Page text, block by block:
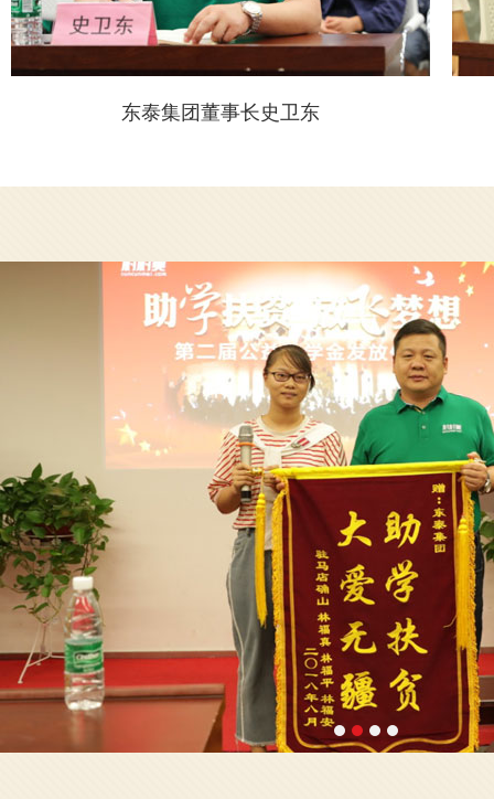
东泰集团总经理史卫杰
河南电视台百姓观察采访东泰集团董事长
第二届“助学扶贫，放飞梦想”公益助学计划由河南省扶贫
集团村村美承办，旨在弘扬和传播慈善意识，解决部分品
生学习和生活上的困难，帮助他们顺利完成学业。吸引了
郑州晚报、人民网、腾讯大豫、新浪河南、凤凰河南等十
报道。